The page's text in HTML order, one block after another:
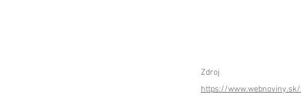
Zdroj
https://